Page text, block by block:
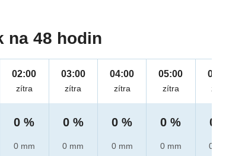
na 48 hodin
02:00
zítra
0 %
0 mm
03:00
zítra
0 %
0 mm
04:00
zítra
0 %
0 mm
05:00
zítra
0 %
0 mm
06:00
zítra
0 %
0 mm